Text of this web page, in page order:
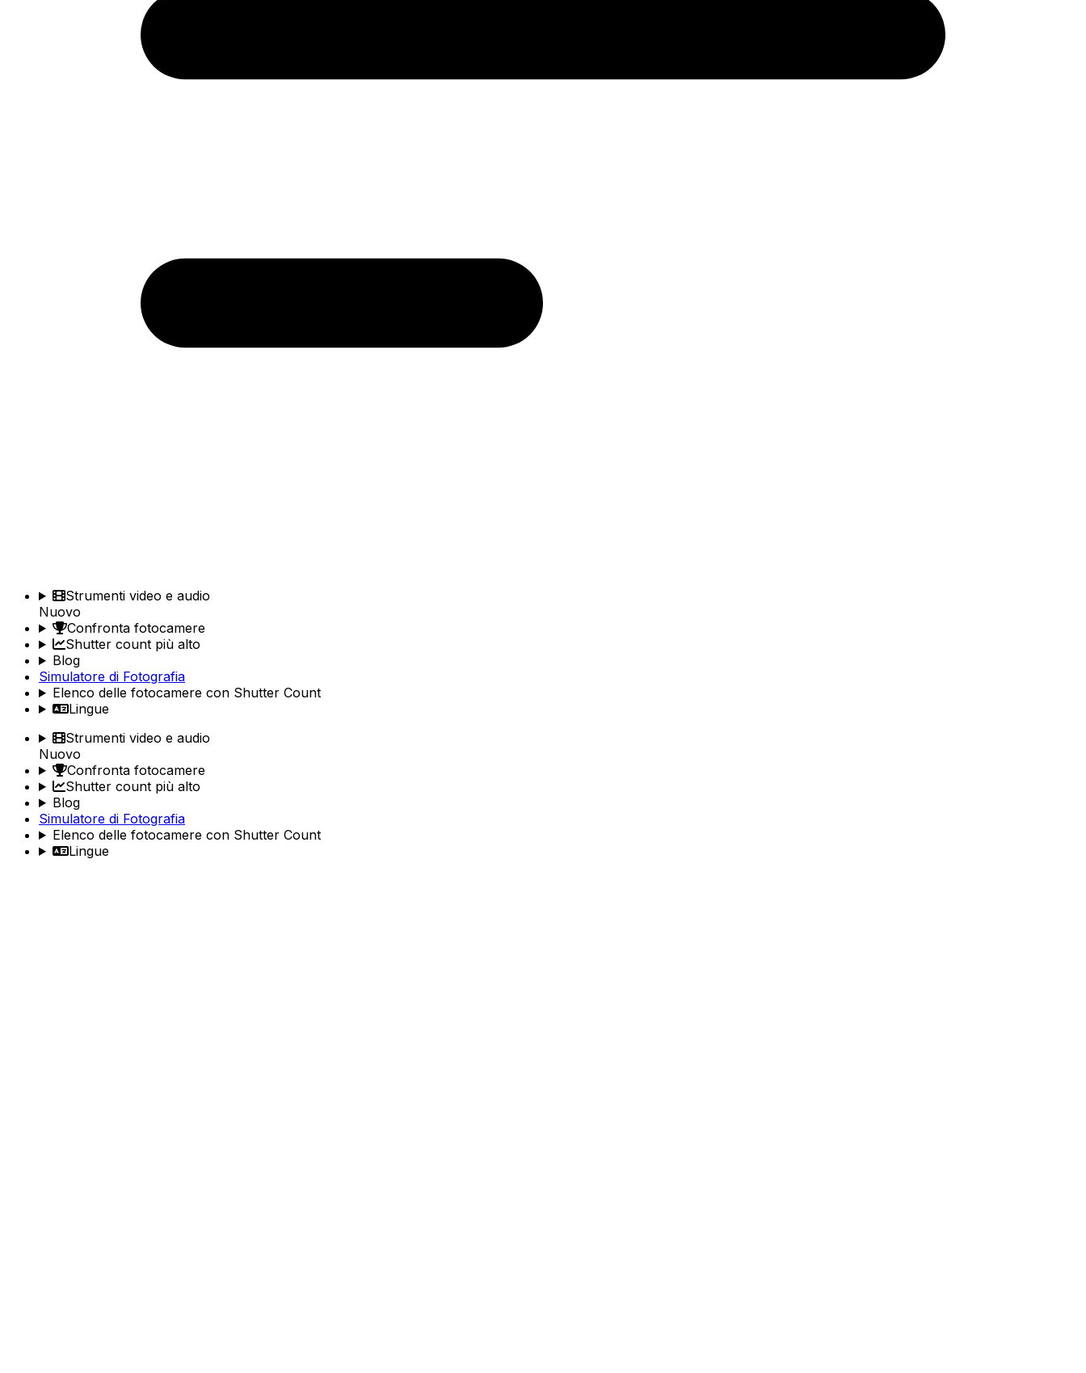
Strumenti video e audio
Nuovo
Confronta fotocamere
Shutter count più alto
Blog
Simulatore di Fotografia
Elenco delle fotocamere con Shutter Count
Lingue
Strumenti video e audio
Nuovo
Confronta fotocamere
Shutter count più alto
Blog
Simulatore di Fotografia
Elenco delle fotocamere con Shutter Count
Lingue